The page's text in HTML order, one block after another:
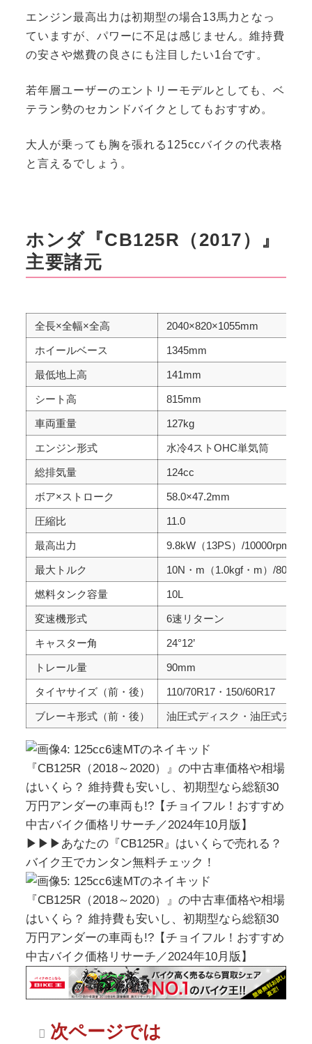
エンジン最高出力は初期型の場合13馬力となっ
ていますが、パワーに不足は感じません。維持費
の安さや燃費の良さにも注目したい1台です。
若年層ユーザーのエントリーモデルとしても、ベ
テラン勢のセカンドバイクとしてもおすすめ。
大人が乗っても胸を張れる125ccバイクの代表格
と言えるでしょう。
ホンダ『CB125R（2017）』
主要諸元
全長×全幅×全高 2040×820×1055mm
ホイールベース 1345mm
最低地上高 141mm
シート高 815mm
車両重量 127kg
エンジン形式 水冷4ストOHC単気筒
総排気量 124cc
ボア×ストローク 58.0×47.2mm
圧縮比 11.0
最高出力 9.8kW（13PS）/10000rpm
最大トルク 10N・m（1.0kgf・m）/
燃料タンク容量 10L
変速機形式 6速リターン
キャスター角 24°12’
トレール量 90mm
タイヤサイズ（前・後） 110/70R17・150/60R17
ブレーキ形式（前・後） 油圧式ディスク・油圧式ディ
▶▶▶あなたの『CB125R』はいくらで売れる？
バイク王でカンタン無料チェック！
次ページでは